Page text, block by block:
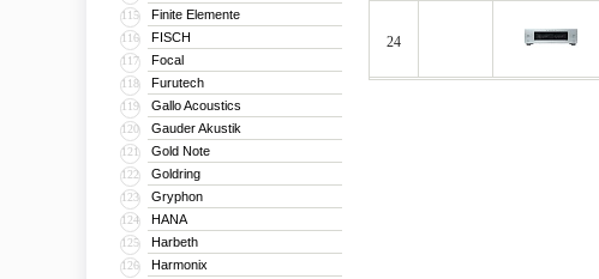
115 Finite Elemente
116 FISCH
117 Focal
118 Furutech
119 Gallo Acoustics
120 Gauder Akustik
121 Gold Note
122 Goldring
123 Gryphon
124 HANA
125 Harbeth
126 Harmonix
24